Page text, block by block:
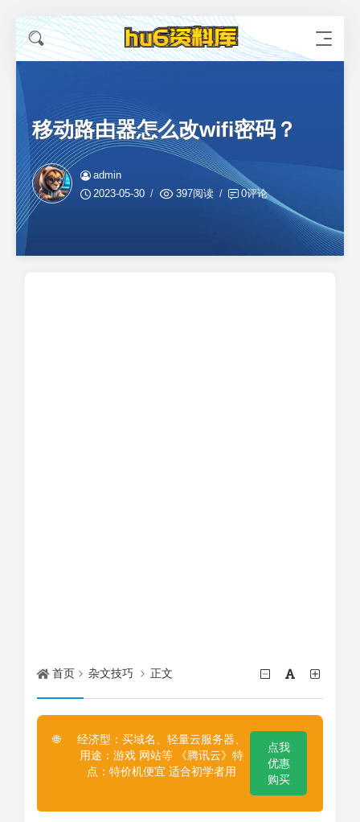
移动路由器怎么改wifi密码？
admin
2023-05-30
397阅读 0评论
首页 杂文技巧 正文
🌐
经济型：买域名、轻量云服务器、
用途：游戏 网站等 《腾讯云》特
点：特价机便宜 适合初学者用
点我
优惠
购买